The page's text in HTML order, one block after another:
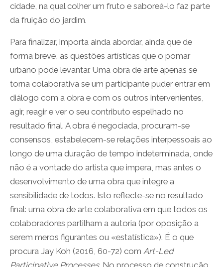
cidade, na qual colher um fruto e saboreá-lo faz parte
da fruição do jardim.
Para finalizar, importa ainda abordar, ainda que de
forma breve, as questões artísticas que o pomar
urbano pode levantar. Uma obra de arte apenas se
torna colaborativa se um participante puder entrar em
diálogo com a obra e com os outros intervenientes,
agir, reagir e ver o seu contributo espelhado no
resultado final. A obra é negociada, procuram-se
consensos, estabelecem-se relações interpessoais ao
longo de uma duração de tempo indeterminada, onde
não é a vontade do artista que impera, mas antes o
desenvolvimento de uma obra que integre a
sensibilidade de todos. Isto reflecte-se no resultado
final: uma obra de arte colaborativa em que todos os
colaboradores partilham a autoria (por oposição a
serem meros figurantes ou «estatística»). É o que
procura Jay Koh (2016, 60-72) com Art-Led